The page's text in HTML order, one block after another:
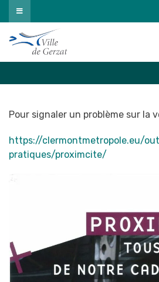
Passer
au
contenu
Accueil
Pour signaler un problème sur la
https://clermontmetropole.eu/
pratiques/proximcite/